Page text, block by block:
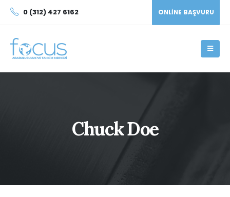
0 (312) 427 6162 ONLINE BAŞVURU
Chuck Doe